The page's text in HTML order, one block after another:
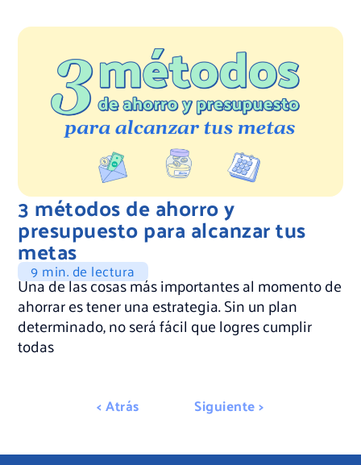
3 métodos de ahorro y
presupuesto para alcanzar tus
metas
9 min. de lectura
Una de las cosas más importantes al momento de
ahorrar es tener una estrategia. Sin un plan
determinado, no será fácil que logres cumplir
todas
< Atrás Siguiente >